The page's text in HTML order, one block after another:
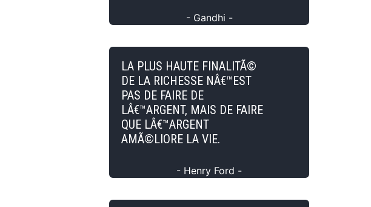
- Gandhi -
LA PLUS HAUTE FINALITÃ©
DE LA RICHESSE NÂ€™EST
PAS DE FAIRE DE
LÂ€™ARGENT, MAIS DE FAIRE
QUE LÂ€™ARGENT
AMÃ©LIORE LA VIE.
- Henry Ford -